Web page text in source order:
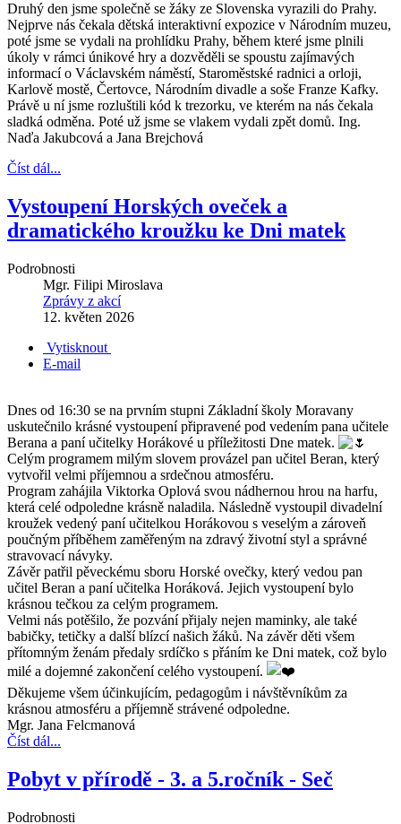
Druhý den jsme společně se žáky ze Slovenska vyrazili do Prahy.
Nejprve nás čekala dětská interaktivní expozice v Národním muzeu,
poté jsme se vydali na prohlídku Prahy, během které jsme plnili
úkoly v rámci únikové hry a dozvěděli se spoustu zajímavých
informací o Václavském náměstí, Staroměstské radnici a orloji,
Karlově mostě, Čertovce, Národním divadle a soše Franze Kafky.
Právě u ní jsme rozluštili kód k trezorku, ve kterém na nás čekala
sladká odměna. Poté už jsme se vlakem vydali zpět domů. Ing.
Naďa Jakubcová a Jana Brejchová
Číst dál...
Vystoupení Horských oveček a
dramatického kroužku ke Dni matek
Podrobnosti
Mgr. Filipi Miroslava
Zprávy z akcí
12. květen 2026
Vytisknout
E-mail
Dnes od 16:30 se na prvním stupni Základní školy Moravany
uskutečnilo krásné vystoupení připravené pod vedením pana učitele
Berana a paní učitelky Horákové u příležitosti Dne matek.
Celým programem milým slovem provázel pan učitel Beran, který
vytvořil velmi příjemnou a srdečnou atmosféru.
Program zahájila Viktorka Oplová svou nádhernou hrou na harfu,
která celé odpoledne krásně naladila. Následně vystoupil divadelní
kroužek vedený paní učitelkou Horákovou s veselým a zároveň
poučným příběhem zaměřeným na zdravý životní styl a správné
stravovací návyky.
Závěr patřil pěveckému sboru Horské ovečky, který vedou pan
učitel Beran a paní učitelka Horáková. Jejich vystoupení bylo
krásnou tečkou za celým programem.
Velmi nás potěšilo, že pozvání přijaly nejen maminky, ale také
babičky, tetičky a další blízcí našich žáků. Na závěr děti všem
přítomným ženám předaly srdíčko s přáním ke Dni matek, což bylo
milé a dojemné zakončení celého vystoupení.
Děkujeme všem účinkujícím, pedagogům i návštěvníkům za
krásnou atmosféru a příjemně strávené odpoledne.
Mgr. Jana Felcmanová
Číst dál...
Pobyt v přírodě - 3. a 5.ročník - Seč
Podrobnosti